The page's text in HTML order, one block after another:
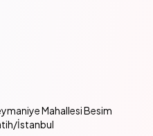
Mahallesi Besim
İstanbul